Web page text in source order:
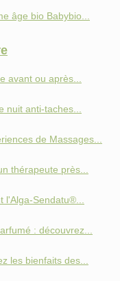
âge bio Babybio...
avant ou après...
nuit anti-taches...
de Massages...
thérapeute près...
l'Alga-Sendatu®...
: découvrez...
les bienfaits des...